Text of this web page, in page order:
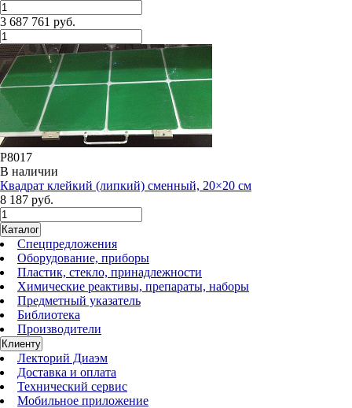
3 687 761 руб.
P8017
В наличии
Квадрат клейкий (липкий) сменный, 20×20 см
8 187 руб.
Каталог
Спецпредложения
Оборудование, приборы
Пластик, стекло, принадлежности
Химические реактивы, препараты, наборы
Предметный указатель
Библиотека
Производители
Клиенту
Лекторий Диаэм
Доставка и оплата
Технический сервис
Мобильное приложение